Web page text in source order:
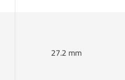
27.2 mm